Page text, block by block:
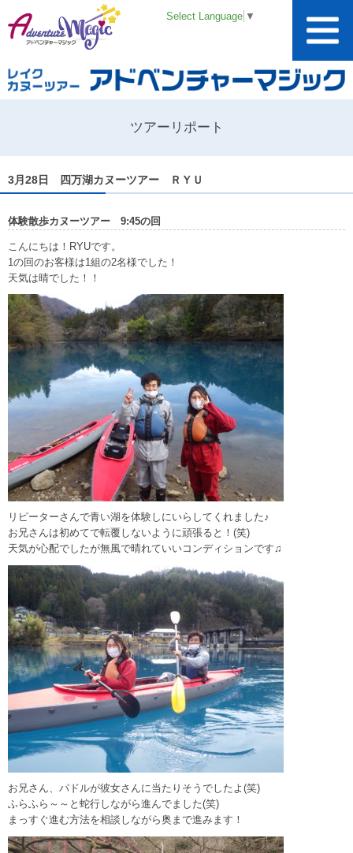
Select Language ▼
ツアーリポート
3月28日 四万湖カヌーツアー ＲＹＵ
体験散歩カヌーツアー 9:45の回
こんにちは！RYUです。
1の回のお客様は1組の2名様でした！
天気は晴でした！！
リピーターさんで青い湖を体験しにいらしてくれました♪
お兄さんは初めてで転覆しないように頑張ると！(笑)
天気が心配でしたが無風で晴れていいコンディションです♫
お兄さん、パドルが彼女さんに当たりそうでしたよ(笑)
ふらふら～～と蛇行しながら進んでました(笑)
まっすぐ進む方法を相談しながら奥まで進みます！